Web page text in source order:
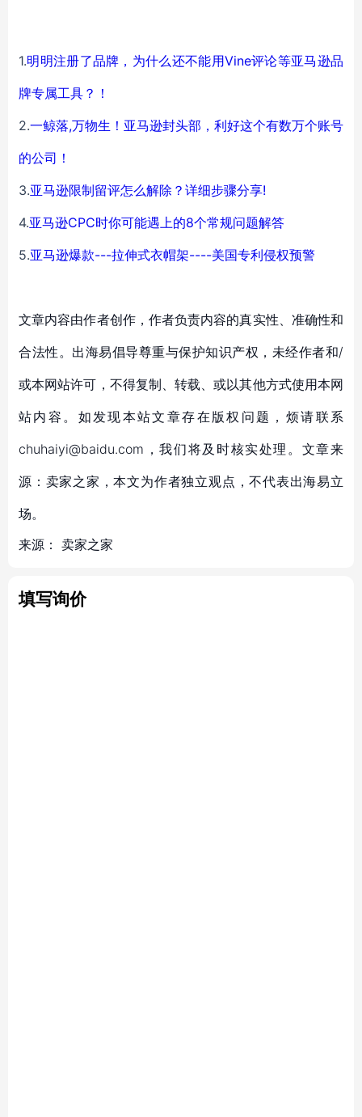
1.明明注册了品牌，为什么还不能用Vine评论等亚马逊品
牌专属工具？！
2.一鲸落,万物生！亚马逊封头部，利好这个有数万个账号
的公司！
3.亚马逊限制留评怎么解除？详细步骤分享!
4.亚马逊CPC时你可能遇上的8个常规问题解答
5.亚马逊爆款---拉伸式衣帽架----美国专利侵权预警
文章内容由作者创作，作者负责内容的真实性、准确性和
合法性。出海易倡导尊重与保护知识产权，未经作者和/
或本网站许可，不得复制、转载、或以其他方式使用本网
站内容。如发现本站文章存在版权问题，烦请联系
chuhaiyi@baidu.com，我们将及时核实处理。文章来
源：卖家之家，本文为作者独立观点，不代表出海易立
场。
来源： 卖家之家
填写询价